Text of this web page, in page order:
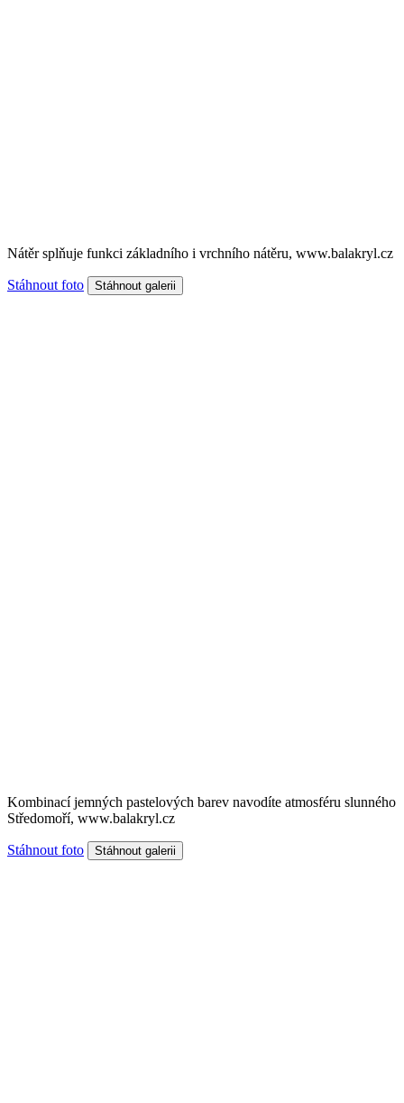
Nátěr splňuje funkci základního i vrchního nátěru, www.balakryl.cz
Stáhnout foto
Kombinací jemných pastelových barev navodíte atmosféru slunného
Středomoří, www.balakryl.cz
Stáhnout foto